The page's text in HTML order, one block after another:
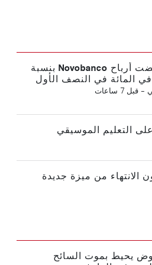
انخفضت أرباح Novobanco بنسبة
- قبل 7 ساعات
التعليم الموسيقي
الانتهاء من ميزة جديدة
يحيط بموت السائح